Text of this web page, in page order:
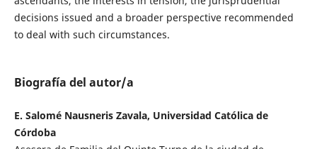
decisions issued and a broader perspective recommended
to deal with such circumstances.
Biografía del autor/a
E. Salomé Nausneris Zavala, Universidad Católica de
Córdoba